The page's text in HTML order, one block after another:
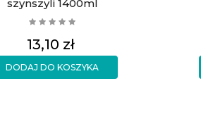
szynszyli 1400ml
Cena
13,10 zł
DODAJ DO KOSZYKA